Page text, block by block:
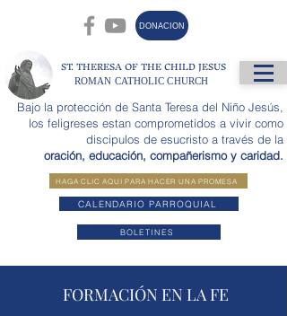
DONACION
ST. THERESA OF THE CHILD JESUS
ROMAN CATHOLIC CHURCH
CALENDARIO PARROQUIAL
BOLETINES
Bajo la protección de Santa Teresa del Niño Jesús,
los feligreses estan comprometidos a vivir como
discipulos de esucristo a través de la
oración, educación, compañerismo y caridad.
HAGA CLIC AQUI PARA HACER UNA PROMESA
FORMACIÓN EN LA FE